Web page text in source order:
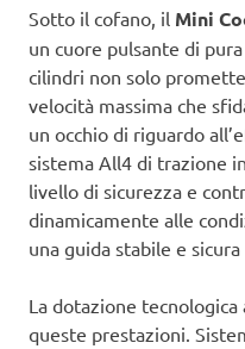
Sotto il cofano, il Mini
un cuore pulsante di
cilindri non solo
velocità massima che
un occhio di riguardo
sistema All4 di trazione
livello di sicurezza e
dinamicamente alle
una guida stabile e
La dotazione
queste prestazioni.